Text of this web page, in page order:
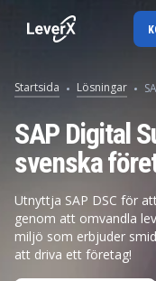
SAP-konsulttjänster
SAP Ariba
Startsida Lösningar
SAP Digital
svenska
Utnyttja SAP DSC för
genom att omvandla
miljö som erbjuder
att driva ett företag!